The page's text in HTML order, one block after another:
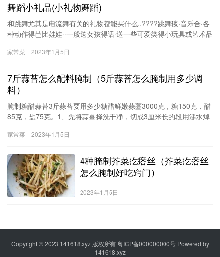
舞蹈小礼品(小礼物舞蹈)
和跳舞尤其是电流舞有关的礼物都能买什么..????跳舞毯·音乐合·各
种动作得芭比娃娃··一般送女孩得话·送一些可爱类得小玩具或艺术品
一个摄影机的帮助拍下自己的舞姿会一个人躲在一个小角落偷偷的
家常菜 2023年1月5日
7斤蒜苔怎么配料腌制（5斤蒜苔怎么腌制用多少调
料）
腌制糖醋蒜苔3斤蒜苔要用多少糖醋鲜嫩蒜薹3000克，糖150克，醋
85克，盐75克。1、先将蒜薹择洗干净，切成3厘米长的段用沸水焯
进糖、醋、盐，适当加入水，使水没过蒜薹。如此泡制1天，即可食
家常菜 2023年1月5日
4种腌制芥菜疙瘩丝（芥菜疙瘩丝
怎么腌制好吃窍门）
2023年1月5日
Copyright © 2023 141618.xyz版权所有粤ICP备000000000号Powered by
141618.xyz